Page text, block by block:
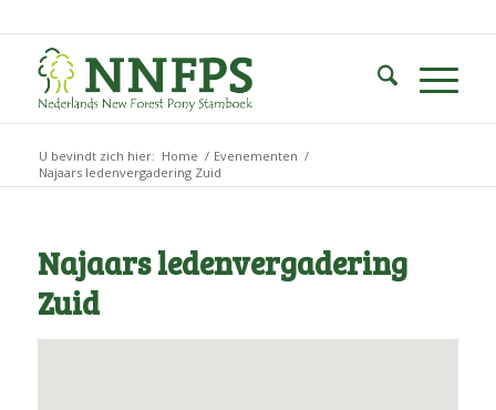
U bevindt zich hier: Home / Evenementen /
Najaars ledenvergadering Zuid
Najaars ledenvergadering
Zuid